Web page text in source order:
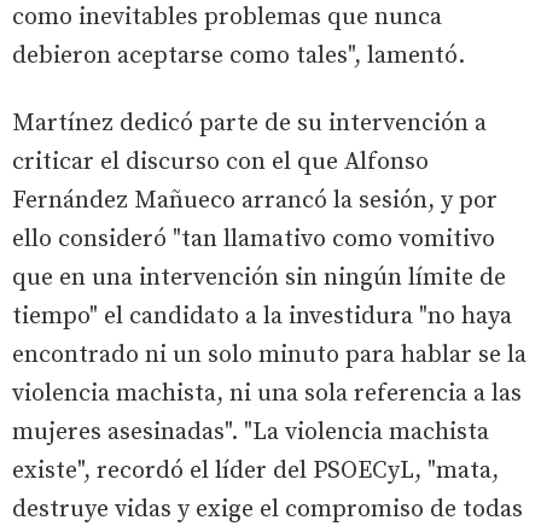
como inevitables problemas que nunca
debieron aceptarse como tales", lamentó.
Martínez dedicó parte de su intervención a
criticar el discurso con el que Alfonso
Fernández Mañueco arrancó la sesión, y por
ello consideró "tan llamativo como vomitivo
que en una intervención sin ningún límite de
tiempo" el candidato a la investidura "no haya
encontrado ni un solo minuto para hablar se la
violencia machista, ni una sola referencia a las
mujeres asesinadas". "La violencia machista
existe", recordó el líder del PSOECyL, "mata,
destruye vidas y exige el compromiso de todas